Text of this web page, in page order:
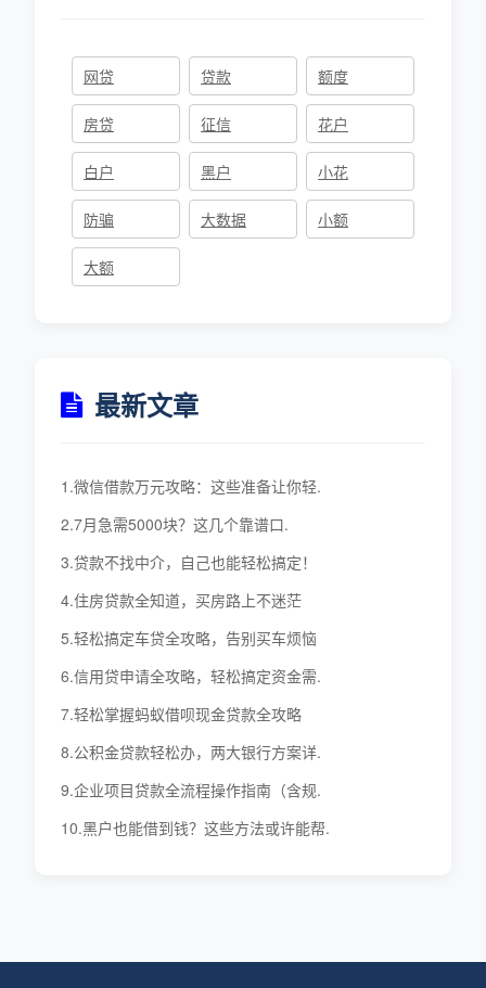
网贷 贷款 额度
房贷 征信 花户
白户 黑户 小花
防骗 大数据 小额
大额
最新文章
1.微信借款万元攻略：这些准备让你轻.
2.7月急需5000块？这几个靠谱口.
3.贷款不找中介，自己也能轻松搞定！
4.住房贷款全知道，买房路上不迷茫
5.轻松搞定车贷全攻略，告别买车烦恼
6.信用贷申请全攻略，轻松搞定资金需.
7.轻松掌握蚂蚁借呗现金贷款全攻略
8.公积金贷款轻松办，两大银行方案详.
9.企业项目贷款全流程操作指南（含规.
10.黑户也能借到钱？这些方法或许能帮.